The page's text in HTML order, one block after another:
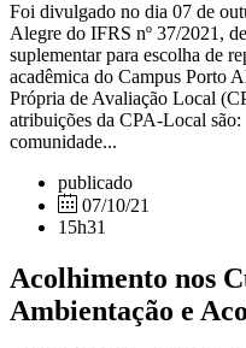
Foi divulgado no dia 07 de
Alegre do IFRS nº 37/2021,
suplementar para escolha de
acadêmica do Campus Porto
Própria de Avaliação Local
atribuições da CPA-Local
comunidade...
publicado
07/10/21
15h31
Acolhimento nos
Ambientação e